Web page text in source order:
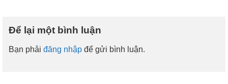
Để lại một bình luận
Bạn phải đăng nhập để gửi bình luận.